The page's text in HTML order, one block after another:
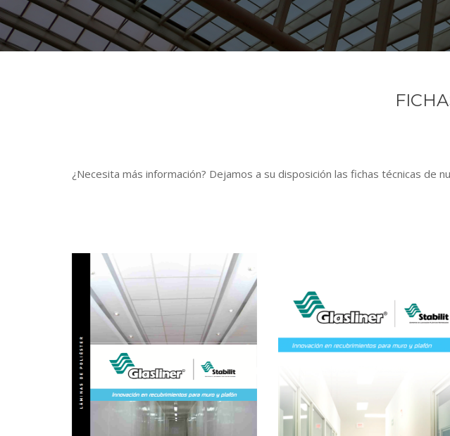
¿Necesita más información? Dejamos a su disposición las fichas técnicas de